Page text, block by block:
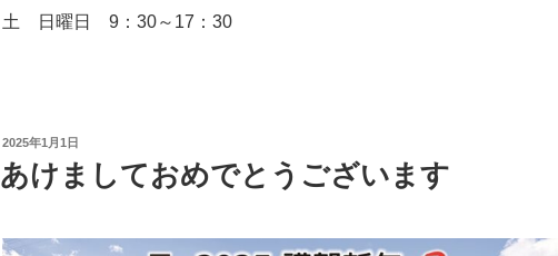
土 日曜日 9：30～17：30
投
稿
日:
2025年1月1日
あけましておめでとうございます